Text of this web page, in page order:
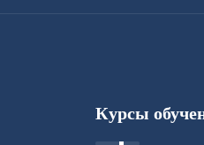
Курсы